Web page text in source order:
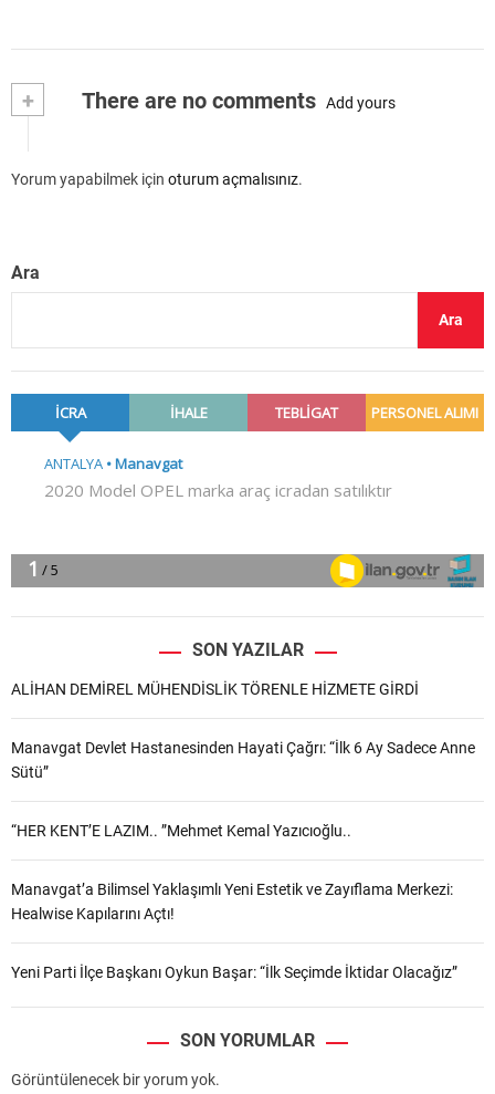
+ There are no comments Add yours
Yorum yapabilmek için oturum açmalısınız.
Ara
Ara
SON YAZILAR
ALİHAN DEMİREL MÜHENDİSLİK TÖRENLE HİZMETE GİRDİ
Manavgat Devlet Hastanesinden Hayati Çağrı: “İlk 6 Ay Sadece Anne
Sütü”
“HER KENT’E LAZIM.. ”Mehmet Kemal Yazıcıoğlu..
Manavgat’a Bilimsel Yaklaşımlı Yeni Estetik ve Zayıflama Merkezi:
Healwise Kapılarını Açtı!
Yeni Parti İlçe Başkanı Oykun Başar: “İlk Seçimde İktidar Olacağız”
SON YORUMLAR
Görüntülenecek bir yorum yok.